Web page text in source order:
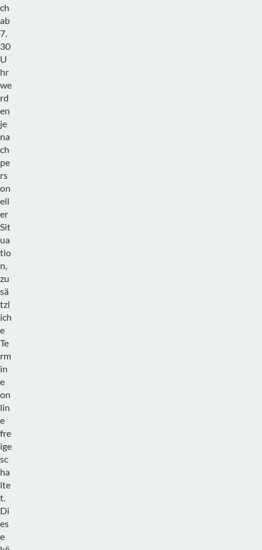
ch
ab
7.
30
U
hr
we
rd
en
je
na
ch
pe
rs
on
ell
er
Sit
ua
tio
n,
zu
sä
tzl
ich
e
Te
rm
in
e
on
lin
e
fre
ige
sc
ha
lte
t.
Di
es
e